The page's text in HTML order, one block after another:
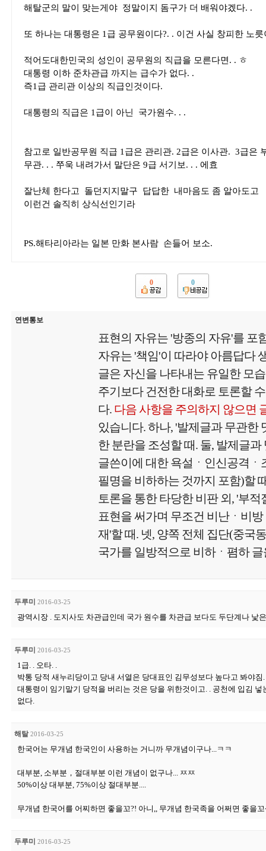
해탈군의 말이 맞는게야 정말이지 돔구가 더 배워야겠다. .
또 하나는 대통령은 1급 공무원이다?. . 이건 사실 창피한 노릇
적어도대한민국의 성인이 공무원의 직급을 모른다면. . ㅎ
대통령 이하 준차관급 까지는 급수가 없다. .
즉1급 관리관 이상의 직급인것이다.
대통령의 직급은 1급이 아닌 국가원수. . .
참고로 일반공무원 직급 1급은 관리관. 2급은 이사관. 3급은
무관. . . 쭈욱 내려가서 말단은 9급 서기보. . . 에효
잘난체 한다고 돌던지지말구 답답한 내마음도 좀 알아도고
이런건 솔직히 상식선인기라
PS.해타리아라는 일본 만화 본사람 손들어 보소.
0 0
연변통보
표현의 자유는 '방종의 자유'를 포
자유는 '책임'이 따라야 아름답다
글은 자신을 나타내는 유일한 모
주기보다 건전한 대화로 토론할
다. 다음 사항을 주의하지 않으면
있습니다. 하나, '발제글과 무관한
한 분란을 조성할 때. 둘, 발제글
글쓴이에 대한 욕설ㆍ인신공격ㆍ
필명을 비하하는 것까지 포함)할
토론을 통한 타당한 비판 외, '부
표현을 써가며 무조건 비난ㆍ비
재'할 때. 넷, 양쪽 전체 집단(중국
국가를 일방적으로 비하ㆍ폄하 글
두루미 2016-03-25
광역시장 . 도지사도 차관급인데 국가 원수를 차관급 보다도 두단계나 낯
두루미 2016-03-25
1급. . 오타. .
박통 당적 새누리당이고 당내 서열은 당대표인 김무성보다 높다고 봐야짐.
대통령이 임기말기 당적을 버리는 것은 당을 위한것이고. . 공천에 입김
없다.
해탈 2016-03-25
한국어는 무개념 한국인이 사용하는 거니까 무개념이구나...ㅋㅋ
대부분, 소부분，절대부분 이런 개념이 없구나... ㅉㅉ
50%이상 대부분, 75%이상 절대부분....
무개념 한국어를 어찌하면 좋을꼬?! 아니,, 무개념 한국족을 어쩌면 좋을
두루미 2016-03-25